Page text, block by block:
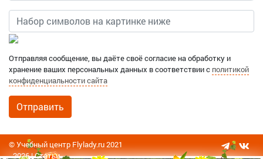
Отправляя сообщение, вы даёте своё согласие на обработку и
хранение ваших персональных данных в соответствии с политикой
конфиденциальности сайта
© Учебный центр Flylady.ru 2021
- 2026 |Статьи